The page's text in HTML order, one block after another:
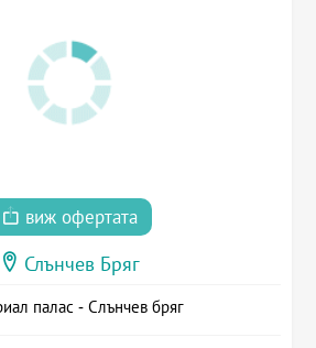
виж офертата
Слънчев Бряг
палас - Слънчев бряг